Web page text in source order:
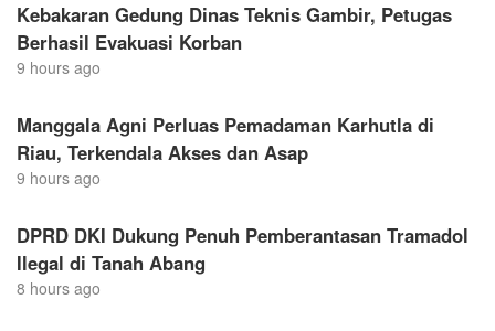
Kebakaran Gedung Dinas Teknis Gambir, Petugas
Berhasil Evakuasi Korban
9 hours ago
Manggala Agni Perluas Pemadaman Karhutla di
Riau, Terkendala Akses dan Asap
9 hours ago
DPRD DKI Dukung Penuh Pemberantasan Tramadol
Ilegal di Tanah Abang
8 hours ago